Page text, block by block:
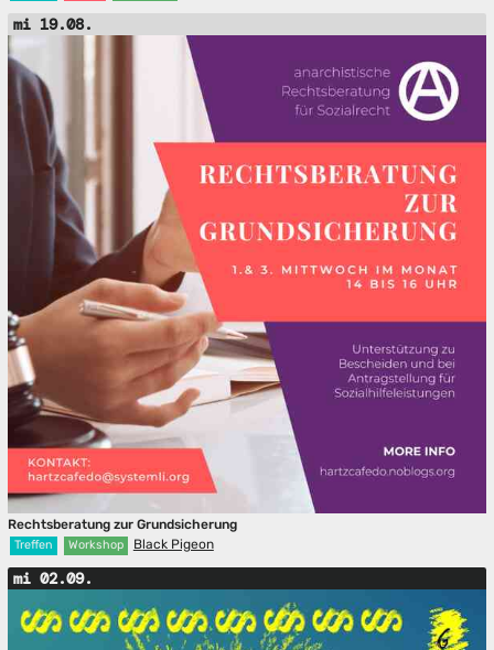
mi 19.08.
Rechtsberatung zur Grundsicherung
Treffen Workshop Black Pigeon
mi 02.09.